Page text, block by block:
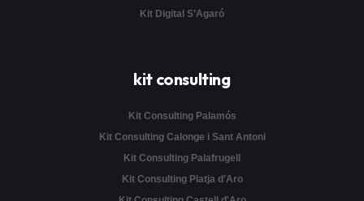
Kit Digital S’Agaró
kit consulting
Kit Consulting Palamós
Kit Consulting Calonge i Sant Antoni
Kit Consulting Palafrugell
Kit Consulting Platja d'Aro